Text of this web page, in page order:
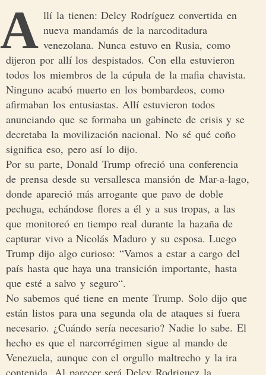
A llí la tienen: Delcy Rodríguez convertida en
nueva mandamás de la narcoditadura
venezolana. Nunca estuvo en Rusia, como
dijeron por allí los despistados. Con ella estuvieron
todos los miembros de la cúpula de la mafia chavista.
Ninguno acabó muerto en los bombardeos, como
afirmaban los entusiastas. Allí estuvieron todos
anunciando que se formaba un gabinete de crisis y se
decretaba la movilización nacional. No sé qué coño
significa eso, pero así lo dijo.
Por su parte, Donald Trump ofreció una conferencia
de prensa desde su versallesca mansión de Mar-a-lago,
donde apareció más arrogante que pavo de doble
pechuga, echándose flores a él y a sus tropas, a las
que monitoreó en tiempo real durante la hazaña de
capturar vivo a Nicolás Maduro y su esposa. Luego
Trump dijo algo curioso: “Vamos a estar a cargo del
país hasta que haya una transición importante, hasta
que esté a salvo y seguro“.
No sabemos qué tiene en mente Trump. Solo dijo que
están listos para una segunda ola de ataques si fuera
necesario. ¿Cuándo sería necesario? Nadie lo sabe. El
hecho es que el narcorrégimen sigue al mando de
Venezuela, aunque con el orgullo maltrecho y la ira
contenida. Al parecer será Delcy Rodriguez la